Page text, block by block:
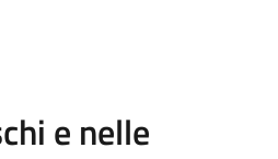
e nelle